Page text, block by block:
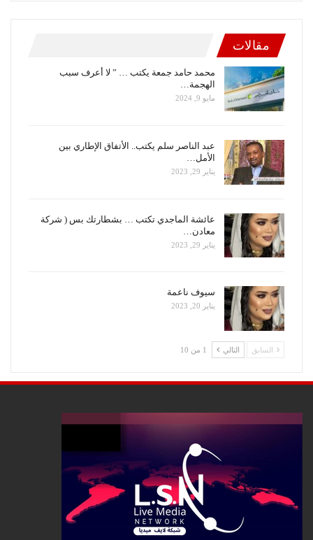
مقالات
محمد حامد جمعة يكتب … ” لا أعرف سبب
الهجمة…
مايو 9, 2024
عبد الناصر سلم يكتب.. الأتفاق الإطاري بين
الأمل…
يناير 29, 2023
عائشة الماجدي تكتب … بشطارتك بس ( شركة
معادن…
يناير 29, 2023
سيوف ناعمة
يناير 20, 2023
السابق التالي 1 من 10